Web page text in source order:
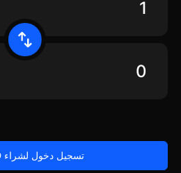
تسجيل دخول لشراء SPSK.D